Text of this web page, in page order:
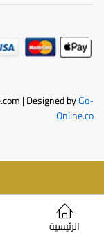
| Designed byGo-
Online.co
الرئيسية